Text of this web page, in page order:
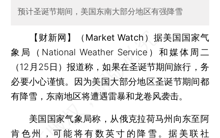
预计圣诞节期间，美国东南大部分地区有强降雪
【财新网】（Market Watch）据美国国家气
象局（National Weather Service）和媒体周二
（12月25日）报道称，如果在圣诞节期间旅行，务
必要小心谨慎。因为美国大部分地区圣诞节期间都
有降雪，东南地区将遭遇雷暴和龙卷风袭击。
美国国家气象局称，从俄克拉荷马州向东至阿
肯色州，可能将有数英寸的降雪。据美联社